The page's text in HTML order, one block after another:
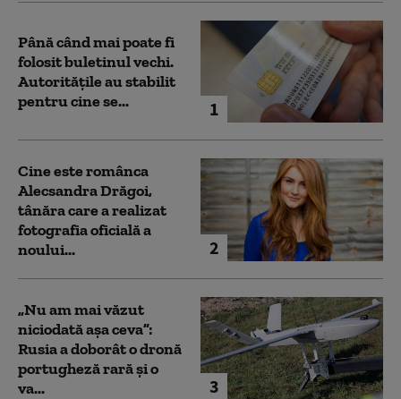
1
Până când mai poate fi
folosit buletinul vechi.
Autoritățile au stabilit
pentru cine se...
2
Cine este românca
Alecsandra Drăgoi,
tânăra care a realizat
fotografia oficială a
noului...
3
„Nu am mai văzut
niciodată așa ceva”:
Rusia a doborât o dronă
portugheză rară și o
va...